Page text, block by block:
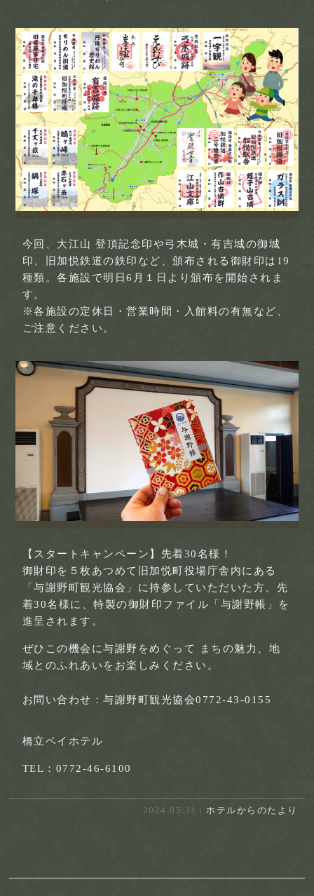
今回、大江山 登頂記念印や弓木城・有吉城の御城
印、旧加悦鉄道の鉄印など、頒布される御財印は19
種類。各施設で明日6月１日より頒布を開始されま
す。
※各施設の定休日・営業時間・入館料の有無など、
ご注意ください。
【スタートキャンペーン】先着30名様！
御財印を５枚あつめて旧加悦町役場庁舎内にある
「与謝野町観光協会」に持参していただいた方、先
着30名様に、特製の御財印ファイル「与謝野帳」を
進呈されます。
ぜひこの機会に与謝野をめぐって まちの魅力、地
域とのふれあいをお楽しみください。
お問い合わせ：与謝野町観光協会0772-43-0155
橋立ベイホテル
TEL：0772-46-6100
2024.05.31 | ホテルからのたより